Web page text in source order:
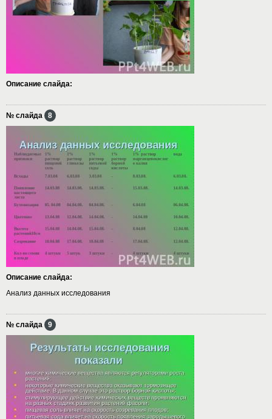
Описание слайда:
№ слайда 8
Описание слайда:
Анализ данных исследования
№ слайда 9